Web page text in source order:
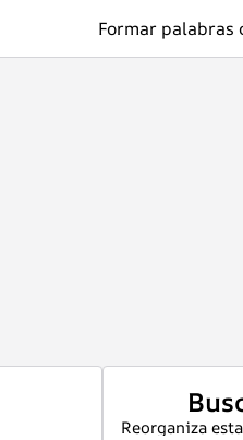
Formar palabras
Reorganiza